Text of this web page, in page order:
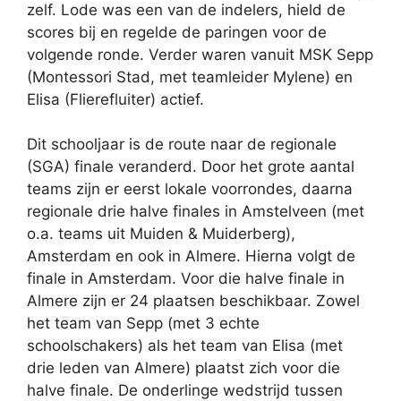
zelf. Lode was een van de indelers, hield de
scores bij en regelde de paringen voor de
volgende ronde. Verder waren vanuit MSK Sepp
(Montessori Stad, met teamleider Mylene) en
Elisa (Flierefluiter) actief.
Dit schooljaar is de route naar de regionale
(SGA) finale veranderd. Door het grote aantal
teams zijn er eerst lokale voorrondes, daarna
regionale drie halve finales in Amstelveen (met
o.a. teams uit Muiden & Muiderberg),
Amsterdam en ook in Almere. Hierna volgt de
finale in Amsterdam. Voor die halve finale in
Almere zijn er 24 plaatsen beschikbaar. Zowel
het team van Sepp (met 3 echte
schoolschakers) als het team van Elisa (met
drie leden van Almere) plaatst zich voor die
halve finale. De onderlinge wedstrijd tussen